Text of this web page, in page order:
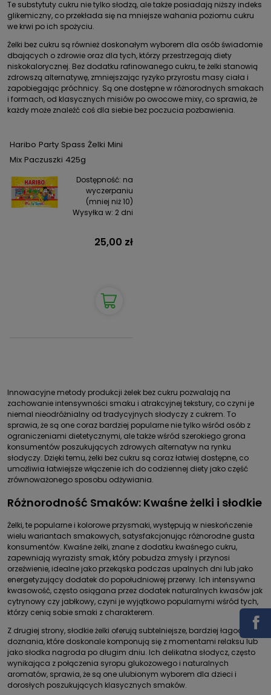
Te substytuty cukru nie tylko słodzą, ale także posiadają niższy indeks
glikemiczny, co przekłada się na mniejsze wahania poziomu cukru
we krwi po ich spożyciu.
Żelki bez cukru są również doskonałym wyborem dla osób świadomie
dbających o zdrowie oraz dla tych, którzy przestrzegają diety
niskokalorycznej. Bez dodatku rafinowanego cukru, te żelki stanowią
zdrowszą alternatywę, zmniejszając ryzyko przyrostu masy ciała i
zapobiegając próchnicy. Są one dostępne w różnorodnych smakach
i formach, od klasycznych misiów po owocowe mixy, co sprawia, że
każdy może znaleźć coś dla siebie bez poczucia pozbawienia.
Haribo Party Spass Żelki Mini
Mix Paczuszki 425g
Dostępność: na
wyczerpaniu
(mniej niż 10)
Wysyłka w: 2 dni
25,00 zł
Innowacyjne metody produkcji żelek bez cukru pozwalają na
zachowanie intensywności smaku i atrakcyjnej tekstury, co czyni je
niemal nieodróżnialny od tradycyjnych słodyczy z cukrem. To
sprawia, że są one coraz bardziej popularne nie tylko wśród osób z
ograniczeniami dietetycznymi, ale także wśród szerokiego grona
konsumentów poszukujących zdrowych alternatyw na rynku
słodyczy. Dzięki temu, żelki bez cukru są coraz łatwiej dostępne, co
umożliwia łatwiejsze włączenie ich do codziennej diety jako część
zrównoważonego sposobu odżywiania.
Różnorodność Smaków: Kwaśne żelki i słodkie
Żelki, te popularne i kolorowe przysmaki, występują w nieskończenie
wielu wariantach smakowych, satysfakcjonując różnorodne gusta
konsumentów. Kwaśne żelki, znane z dodatku kwaśnego cukru,
zapewniają wyrazisty smak, który pobudza zmysły i przynosi
orzeźwienie, idealne jako przekąska podczas upalnych dni lub jako
energetyzujący dodatek do popołudniowej przerwy. Ich intensywna
kwasowość, często osiągana przez dodatek naturalnych kwasów jak
cytrynowy czy jabłkowy, czyni je wyjątkowo popularnymi wśród tych,
którzy cenią sobie smaki z charakterem.
Z drugiej strony, słodkie żelki oferują subtelniejsze, bardziej łagodne
doznania, które doskonale komponują się z momentami relaksu lub
jako słodka nagroda po długim dniu. Ich delikatna słodycz, często
wynikająca z połączenia syropu glukozowego i naturalnych
aromatów, sprawia, że są one ulubionym wyborem dla dzieci i
dorosłych poszukujących klasycznych smaków.